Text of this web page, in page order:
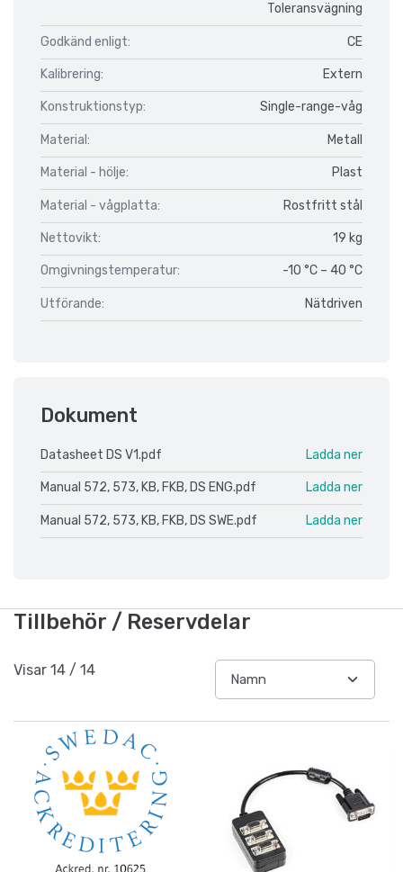
Toleransvägning
Godkänd enligt: CE
Kalibrering: Extern
Konstruktionstyp: Single-range-våg
Material: Metall
Material - hölje: Plast
Material - vågplatta: Rostfritt stål
Nettovikt: 19 kg
Omgivningstemperatur: -10 °C – 40 °C
Utförande: Nätdriven
Dokument
Datasheet DS V1.pdf Ladda ner
Manual 572, 573, KB, FKB, DS ENG.pdf Ladda ner
Manual 572, 573, KB, FKB, DS SWE.pdf Ladda ner
Tillbehör / Reservdelar
Visar 14 / 14